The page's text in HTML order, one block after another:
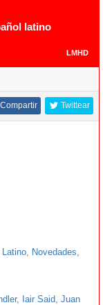
latino
LMHD
Twittear
Compartir
Latino Novedades
, Iair Said Juan